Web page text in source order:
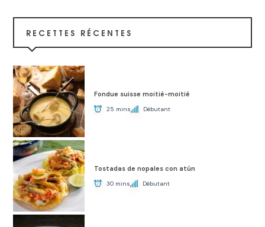
RECETTES RÉCENTES
Fondue suisse moitié-moitié
25 mins Débutant
Tostadas de nopales con atún
30 mins Débutant